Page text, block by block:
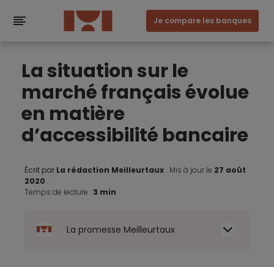
Je compare les banques
La situation sur le
marché français évolue
en matière
d’accessibilité bancaire
Écrit par La rédaction Meilleurtaux . Mis à jour le 27 août
2020 .
Temps de lecture : 3 min
La promesse Meilleurtaux